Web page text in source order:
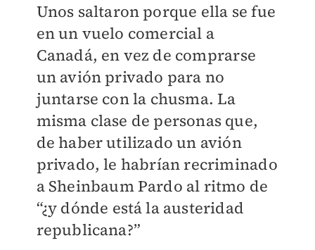
Unos saltaron porque ella se fue
en un vuelo comercial a
Canadá, en vez de comprarse
un avión privado para no
juntarse con la chusma. La
misma clase de personas que,
de haber utilizado un avión
privado, le habrían recriminado
a Sheinbaum Pardo al ritmo de
“¿y dónde está la austeridad
republicana?”